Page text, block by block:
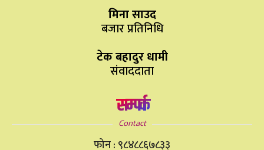
मिना साउद
बजार प्रतिनिधि
टेक बहादुर धामी
संवाददाता
सम्पर्क
Contact
फोन : ९८४८८६७८३३